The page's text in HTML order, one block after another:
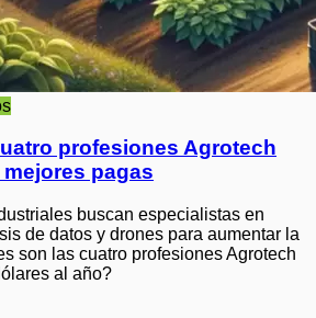
profesiones Agrotech
pagas
buscan especialistas en
de datos y drones para aumentar la
son las cuatro profesiones Agrotech
al año?